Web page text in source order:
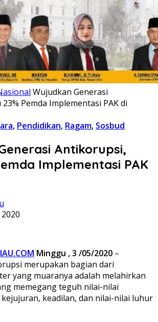
Wujudkan Generasi
Pemda Implementasi PAK di
, Pendidikan, Ragam, Sosbud
Antikorupsi,
Implementasi PAK
Minggu , 3 /05/2020 –
merupakan bagian dari
yang muaranya adalah melahirkan
memegang teguh nilai-nilai
keadilan, dan nilai-nilai luhur